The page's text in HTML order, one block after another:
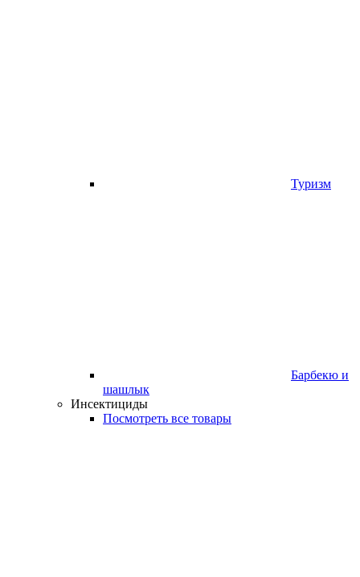
Туризм
Барбекю и
шашлык
Инсектициды
Посмотреть все товары